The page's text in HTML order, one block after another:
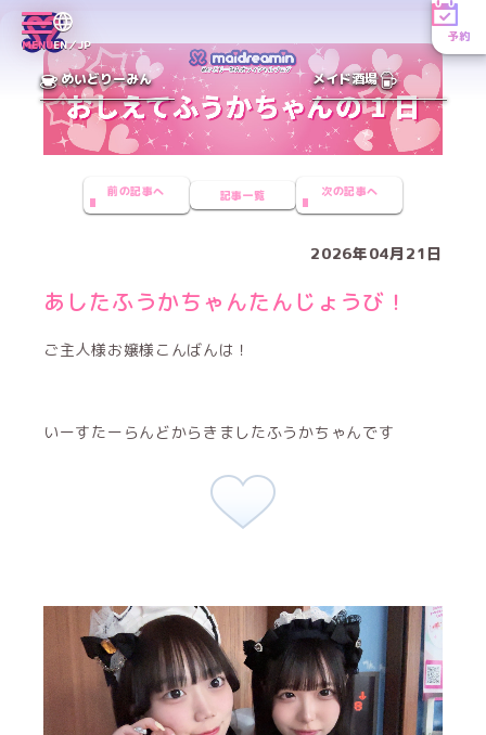
MENUEN／JP
予約
めいどりーみん メイド酒場
前の記事へ 記事一覧 次の記事へ
2026年04月21日
あしたふうかちゃんたんじょうび！
ご主人様お嬢様こんばんは！
いーすたーらんどからきましたふうかちゃんです‎